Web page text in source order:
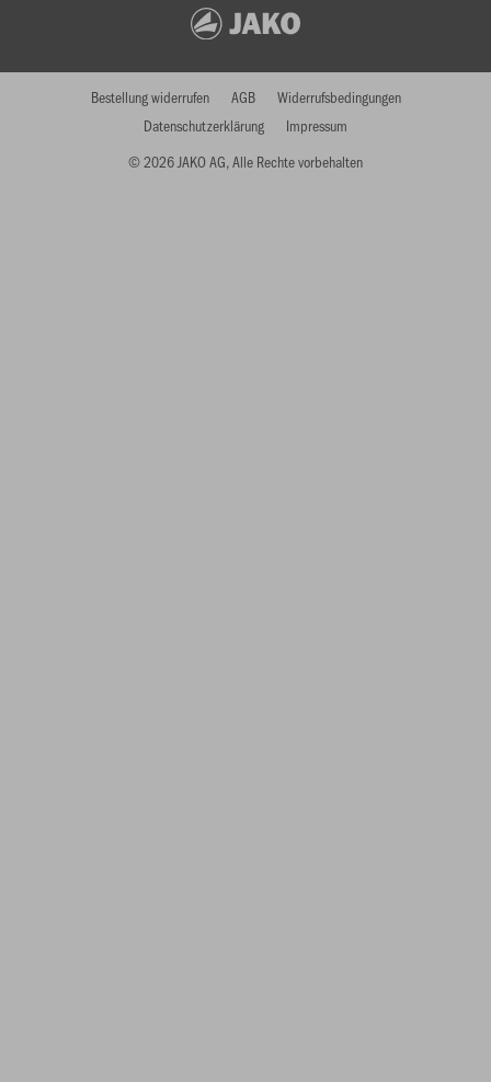
© 2026 JAKO AG, Alle Rechte vorbehalten
Bestellung widerrufen AGB
Widerrufsbedingungen
Datenschutzerklärung
Impressum